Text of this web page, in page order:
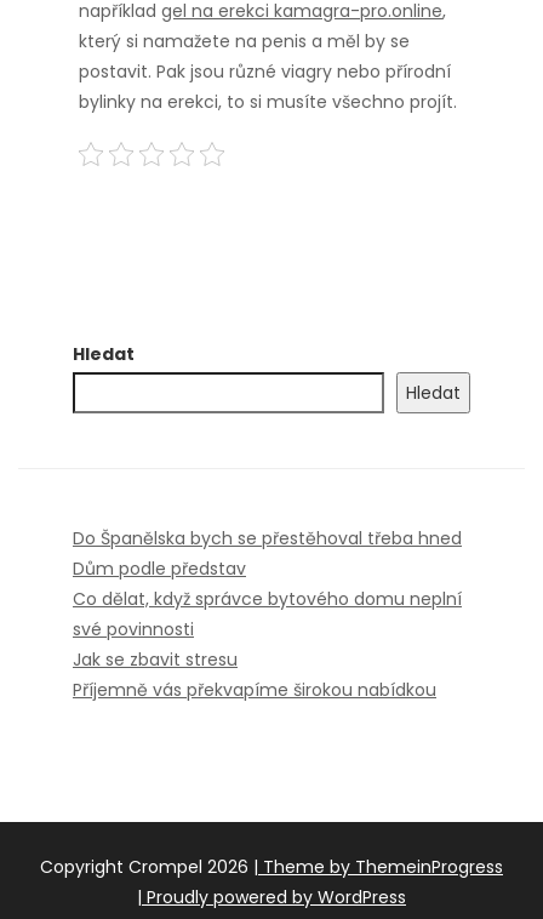
například gel na erekci kamagra-pro.online,
který si namažete na penis a měl by se
postavit. Pak jsou různé viagry nebo přírodní
bylinky na erekci, to si musíte všechno projít.
Hledat
Hledat
Do Španělska bych se přestěhoval třeba hned
Dům podle představ
Co dělat, když správce bytového domu neplní
své povinnosti
Jak se zbavit stresu
Příjemně vás překvapíme širokou nabídkou
Copyright Crompel 2026 | Theme by ThemeinProgress
| Proudly powered by WordPress